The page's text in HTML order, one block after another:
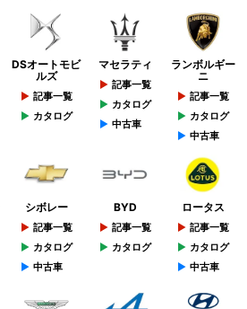
DSオートモビ
ルズ
記事一覧
カタログ
マセラティ
記事一覧
カタログ
中古車
ランボルギー
ニ
記事一覧
カタログ
中古車
シボレー
記事一覧
カタログ
中古車
BYD
記事一覧
カタログ
ロータス
記事一覧
カタログ
中古車